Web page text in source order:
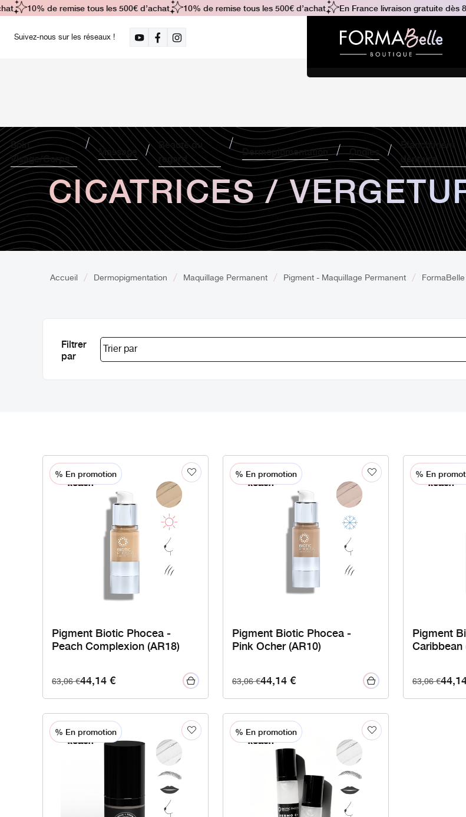
Suivez-nous sur les réseaux !
Soin
Visage/Corps
Massage
Beauté du
regard
Dermopigmentation Ongles
Blanchiment
dentaire
10% de remise tous les 500€ d’achat 10% de remise tous les 500€ d’achat En France livraison gratuite dès
CICATRICES /
Accueil Dermopigmentation Maquillage Permanent Pigment - Maquillage Permanent
Filtrer
par
% En promotion
Pigment Biotic Phocea -
Peach Complexion (AR18)
63,06€44,14€
% En promotion
Pigment Biotic Phocea -
Pink Ocher (AR10)
63,06€44,14€
% En
Pigment
Caribbean
63,06€
% En promotion % En promotion